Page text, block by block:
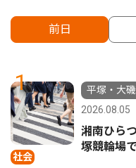
前日
1
社会
平塚・大
2026.08.05
湘南ひら
塚競輪場